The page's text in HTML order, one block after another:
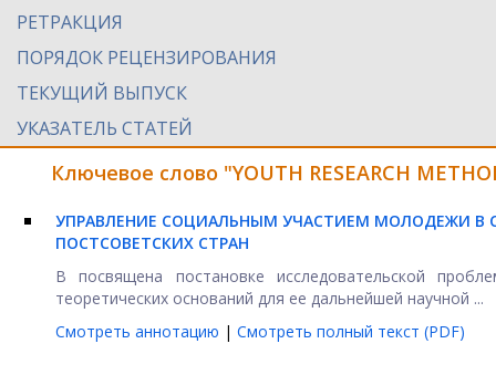
РЕТРАКЦИЯ
ПОРЯДОК РЕЦЕНЗИРОВАНИЯ
ТЕКУЩИЙ ВЫПУСК
УКАЗАТЕЛЬ СТАТЕЙ
Ключевое слово "YOUTH RESEARCH
УПРАВЛЕНИЕ СОЦИАЛЬНЫМ УЧАСТИЕМ МОЛОДЕЖИ В
ПОСТСОВЕТСКИХ СТРАН
В посвящена постановке исследовательской
теоретических оснований для ее дальнейшей научной ...
Смотреть аннотацию | Смотреть полный текст (PDF)